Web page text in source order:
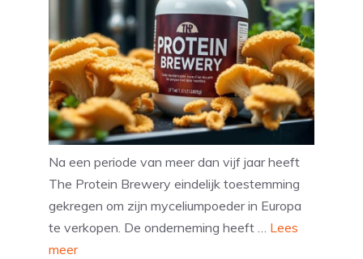
Na een periode van meer dan vijf jaar heeft
The Protein Brewery eindelijk toestemming
gekregen om zijn myceliumpoeder in Europa
te verkopen. De onderneming heeft … Lees
meer